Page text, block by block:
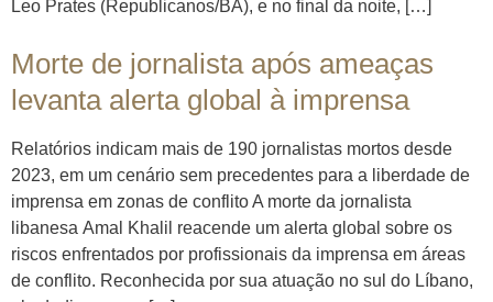
Leo Prates (Republicanos/BA), e no final da noite, […]
Morte de jornalista após ameaças
levanta alerta global à imprensa
Relatórios indicam mais de 190 jornalistas mortos desde
2023, em um cenário sem precedentes para a liberdade de
imprensa em zonas de conflito A morte da jornalista
libanesa Amal Khalil reacende um alerta global sobre os
riscos enfrentados por profissionais da imprensa em áreas
de conflito. Reconhecida por sua atuação no sul do Líbano,